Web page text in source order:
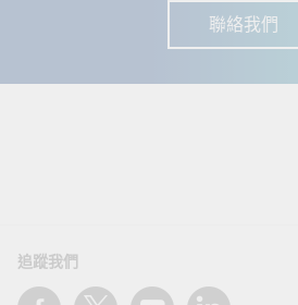
聯絡我們
追蹤我們